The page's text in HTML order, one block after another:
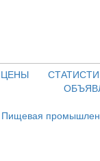
ЦЕНЫ
Пищевая